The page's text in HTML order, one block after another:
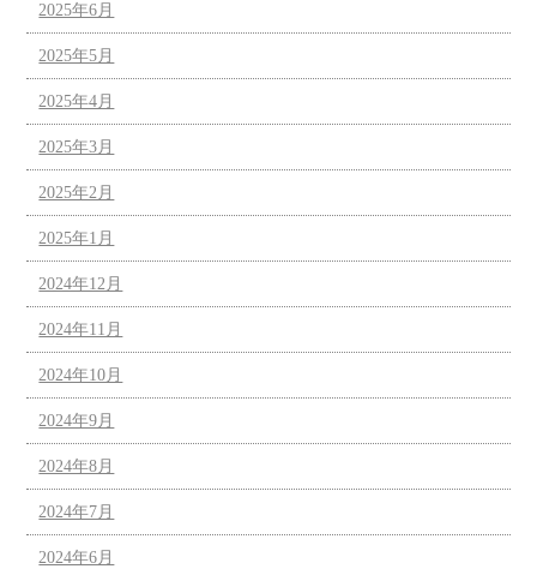
2025年6月
2025年5月
2025年4月
2025年3月
2025年2月
2025年1月
2024年12月
2024年11月
2024年10月
2024年9月
2024年8月
2024年7月
2024年6月